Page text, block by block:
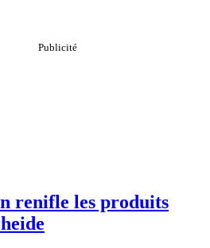
renifle les produits